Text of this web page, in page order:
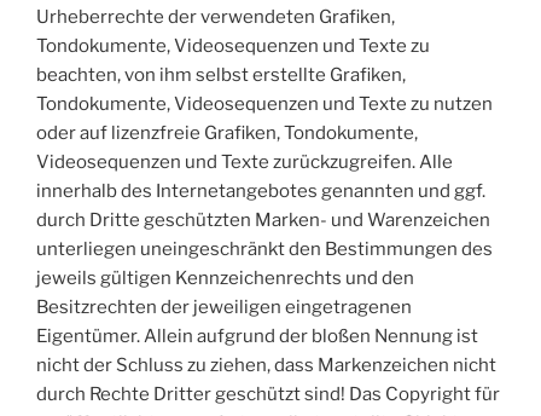
Urheberrechte der verwendeten Grafiken,
Tondokumente, Videosequenzen und Texte zu
beachten, von ihm selbst erstellte Grafiken,
Tondokumente, Videosequenzen und Texte zu nutzen
oder auf lizenzfreie Grafiken, Tondokumente,
Videosequenzen und Texte zurückzugreifen. Alle
innerhalb des Internetangebotes genannten und ggf.
durch Dritte geschützten Marken- und Warenzeichen
unterliegen uneingeschränkt den Bestimmungen des
jeweils gültigen Kennzeichenrechts und den
Besitzrechten der jeweiligen eingetragenen
Eigentümer. Allein aufgrund der bloßen Nennung ist
nicht der Schluss zu ziehen, dass Markenzeichen nicht
durch Rechte Dritter geschützt sind! Das Copyright für